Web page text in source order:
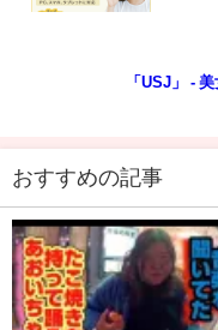
「USJ」 -
おすすめの記事